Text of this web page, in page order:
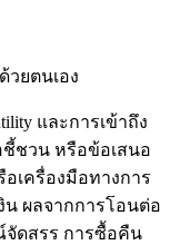
วยตนเอง
และการเข้าถึง
ชวน หรือข้อเสนอ
เครื่องมือทางการ
น ผลจากการโอนต่อ
ดสรร การซื้อคืน